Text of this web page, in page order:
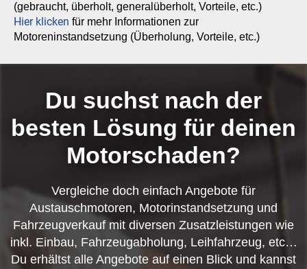
(gebraucht, überholt, generalüberholt, Vorteile, etc.)
Hier klicken für mehr Informationen zur
Motoreninstandsetzung (Überholung, Vorteile, etc.)
Du suchst nach der
besten Lösung für deinen
Motorschaden?
Vergleiche doch einfach Angebote für
Austauschmotoren, Motorinstandsetzung und
Fahrzeugverkauf mit diversen Zusatzleistungen wie
inkl. Einbau, Fahrzeugabholung, Leihfahrzeug, etc…
Du erhältst alle Angebote auf einen Blick und kannst